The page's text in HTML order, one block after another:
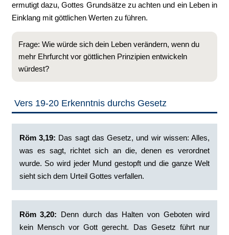
ermutigt dazu, Gottes Grundsätze zu achten und ein Leben in
Einklang mit göttlichen Werten zu führen.
Frage: Wie würde sich dein Leben verändern, wenn du
mehr Ehrfurcht vor göttlichen Prinzipien entwickeln
würdest?
Vers 19-20 Erkenntnis durchs Gesetz
‭Röm 3,19: Das sagt das Gesetz, und wir wissen: Alles,
was es sagt, richtet sich an die, denen es verordnet
wurde. So wird jeder Mund gestopft und die ganze Welt
sieht sich dem Urteil Gottes verfallen.‭
Röm 3,20: ‭Denn durch das Halten von Geboten wird
kein Mensch vor Gott gerecht. Das Gesetz führt nur